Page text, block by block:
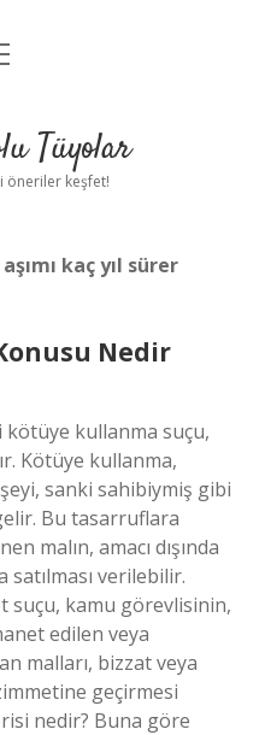
Tüyolar
öneriler keşfet!
kaç yıl sürer
Nedir
kötüye kullanma suçu,
Kötüye kullanma,
sanki sahibiymiş gibi
Bu tasarruflara
malın, amacı dışında
satılması verilebilir.
suçu, kamu görevlisinin,
edilen veya
malları, bizzat veya
geçirmesi
nedir? Buna göre